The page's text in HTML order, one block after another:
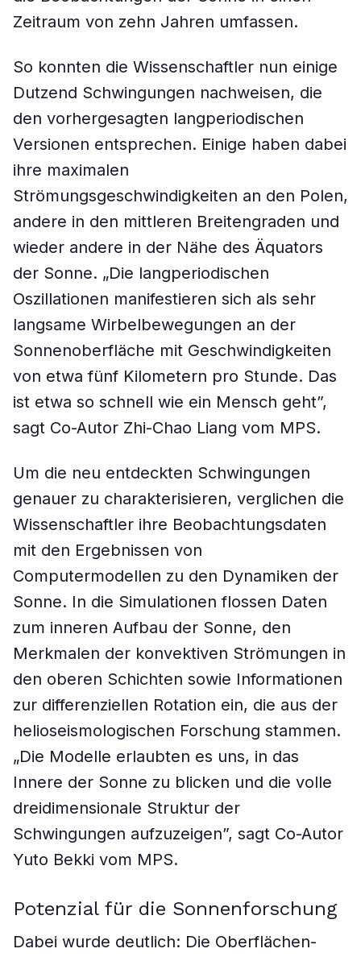
Zeitraum von zehn Jahren umfassen.
So konnten die Wissenschaftler nun einige
Dutzend Schwingungen nachweisen, die
den vorhergesagten langperiodischen
Versionen entsprechen. Einige haben dabei
ihre maximalen
Strömungsgeschwindigkeiten an den Polen,
andere in den mittleren Breitengraden und
wieder andere in der Nähe des Äquators
der Sonne. „Die langperiodischen
Oszillationen manifestieren sich als sehr
langsame Wirbelbewegungen an der
Sonnenoberfläche mit Geschwindigkeiten
von etwa fünf Kilometern pro Stunde. Das
ist etwa so schnell wie ein Mensch geht”,
sagt Co-Autor Zhi-Chao Liang vom MPS.
Um die neu entdeckten Schwingungen
genauer zu charakterisieren, verglichen die
Wissenschaftler ihre Beobachtungsdaten
mit den Ergebnissen von
Computermodellen zu den Dynamiken der
Sonne. In die Simulationen flossen Daten
zum inneren Aufbau der Sonne, den
Merkmalen der konvektiven Strömungen in
den oberen Schichten sowie Informationen
zur differenziellen Rotation ein, die aus der
helioseismologischen Forschung stammen.
„Die Modelle erlaubten es uns, in das
Innere der Sonne zu blicken und die volle
dreidimensionale Struktur der
Schwingungen aufzuzeigen”, sagt Co-Autor
Yuto Bekki vom MPS.
Potenzial für die Sonnenforschung
Dabei wurde deutlich: Die Oberflächen-